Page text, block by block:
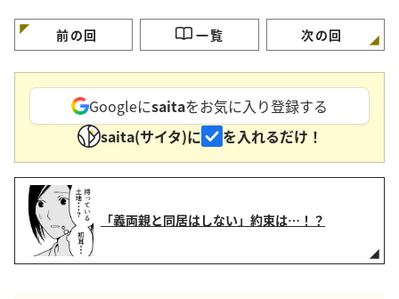
紹介 術」
前の回 一覧 次の回
Googleにsaitaをお気に入り登録する
saita(サイタ)に
を入れるだけ！
「義両親と同居はしない」約束は…！？